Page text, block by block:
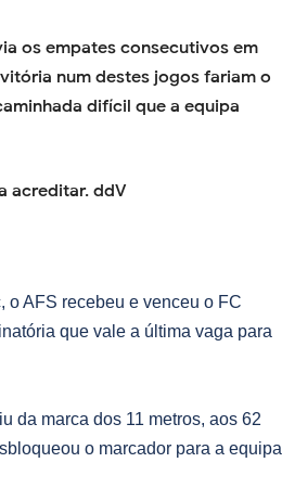
os empates consecutivos em
num destes jogos fariam o
difícil que a equipa
acreditar. ddV
o AFS recebeu e venceu o FC
que vale a última vaga para
da marca dos 11 metros, aos 62
o marcador para a equipa